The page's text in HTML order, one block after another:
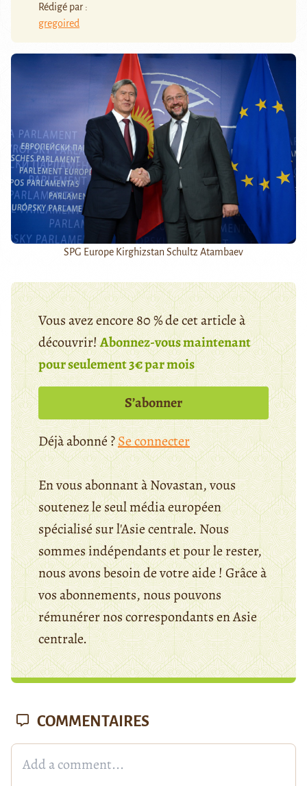
Rédigé par :
gregoired
SPG Europe Kirghizstan Schultz Atambaev
Vous avez encore 80 % de cet article à
découvrir!Abonnez-vous maintenant
pour seulement 3€ par mois
S’abonner
Déjà abonné ?Se connecter
En vous abonnant à Novastan, vous
soutenez le seul média européen
spécialisé sur l'Asie centrale. Nous
sommes indépendants et pour le rester,
nous avons besoin de votre aide ! Grâce à
vos abonnements, nous pouvons
rémunérer nos correspondants en Asie
centrale.
COMMENTAIRES